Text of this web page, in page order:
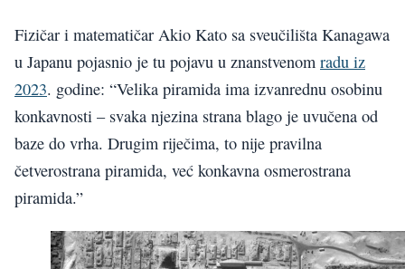
Fizičar i matematičar Akio Kato sa sveučilišta Kanagawa
u Japanu pojasnio je tu pojavu u znanstvenom radu iz
2023. godine: “Velika piramida ima izvanrednu osobinu
konkavnosti – svaka njezina strana blago je uvučena od
baze do vrha. Drugim riječima, to nije pravilna
četverostrana piramida, već konkavna osmerostrana
piramida.”